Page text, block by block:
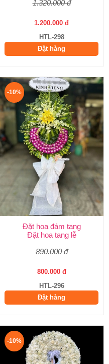
1.320.000 đ
1.200.000 đ
HTL-298
Đặt hàng
-10%
Đặt hoa đám tang
Đặt hoa tang lễ
890.000 đ
800.000 đ
HTL-296
Đặt hàng
-10%